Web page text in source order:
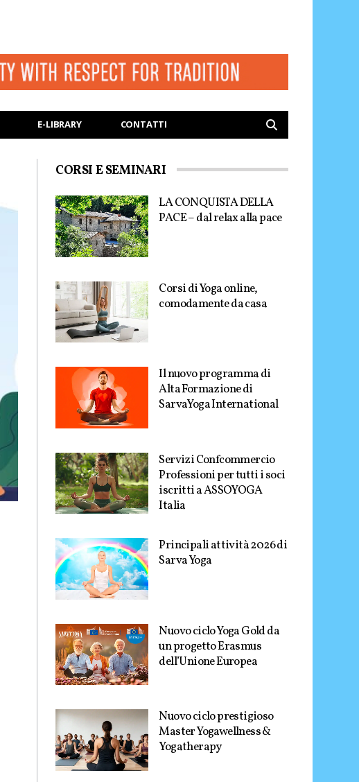
E-LIBRARY CONTATTI
CORSI E SEMINARI
LA CONQUISTA DELLA
PACE – dal relax alla pace
Corsi di Yoga online,
comodamente da casa
Il nuovo programma di
Alta Formazione di
SarvaYoga International
Servizi Confcommercio
Professioni per tutti i soci
iscritti a ASSOYOGA
Italia
Principali attività 2026 di
Sarva Yoga
Nuovo ciclo Yoga Gold da
un progetto Erasmus
dell’Unione Europea
Nuovo ciclo prestigioso
Master Yogawellness &
Yogatherapy